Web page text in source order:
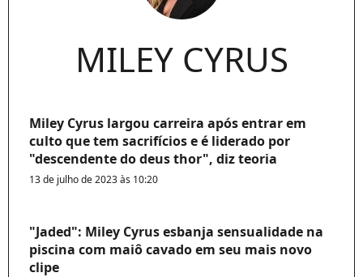
MILEY CYRUS
Miley Cyrus largou carreira após entrar em
culto que tem sacrifícios e é liderado por
"descendente do deus thor", diz teoria
13 de julho de 2023 às 10:20
"Jaded": Miley Cyrus esbanja sensualidade na
piscina com maiô cavado em seu mais novo
clipe